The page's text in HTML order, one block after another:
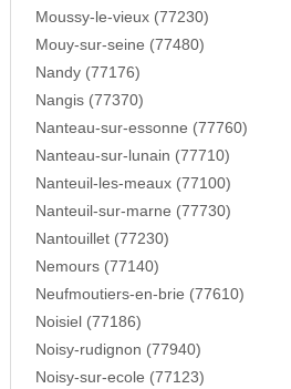
Moussy-le-vieux (77230)
Mouy-sur-seine (77480)
Nandy (77176)
Nangis (77370)
Nanteau-sur-essonne (77760)
Nanteau-sur-lunain (77710)
Nanteuil-les-meaux (77100)
Nanteuil-sur-marne (77730)
Nantouillet (77230)
Nemours (77140)
Neufmoutiers-en-brie (77610)
Noisiel (77186)
Noisy-rudignon (77940)
Noisy-sur-ecole (77123)